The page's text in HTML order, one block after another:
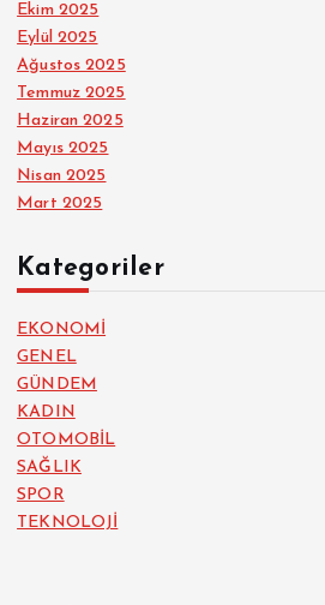
Ekim 2025
Eylül 2025
Ağustos 2025
Temmuz 2025
Haziran 2025
Mayıs 2025
Nisan 2025
Mart 2025
Kategoriler
EKONOMİ
GENEL
GÜNDEM
KADIN
OTOMOBİL
SAĞLIK
SPOR
TEKNOLOJİ